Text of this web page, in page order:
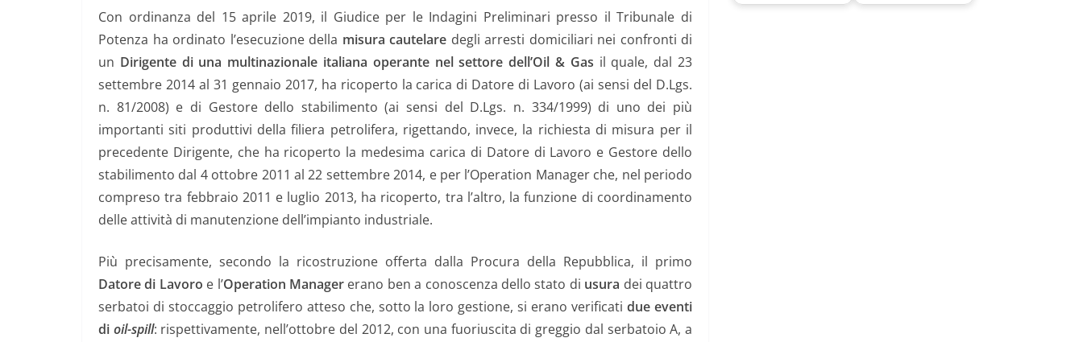
Con ordinanza del 15 aprile 2019, il Giudice per le Indagini Preliminari presso il Tribunale di
Potenza ha ordinato l’esecuzione della misura cautelare degli arresti domiciliari nei confronti di
un Dirigente di una multinazionale italiana operante nel settore dell’Oil & Gas il quale, dal 23
settembre 2014 al 31 gennaio 2017, ha ricoperto la carica di Datore di Lavoro (ai sensi del D.Lgs.
n. 81/2008) e di Gestore dello stabilimento (ai sensi del D.Lgs. n. 334/1999) di uno dei più
importanti siti produttivi della filiera petrolifera, rigettando, invece, la richiesta di misura per il
precedente Dirigente, che ha ricoperto la medesima carica di Datore di Lavoro e Gestore dello
stabilimento dal 4 ottobre 2011 al 22 settembre 2014, e per l’Operation Manager che, nel periodo
compreso tra febbraio 2011 e luglio 2013, ha ricoperto, tra l’altro, la funzione di coordinamento
delle attività di manutenzione dell’impianto industriale.
Più precisamente, secondo la ricostruzione offerta dalla Procura della Repubblica, il primo
Datore di Lavoro e l’Operation Manager erano ben a conoscenza dello stato di usura dei quattro
serbatoi di stoccaggio petrolifero atteso che, sotto la loro gestione, si erano verificatidue eventi
di oil-spill: rispettivamente, nell’ottobre del 2012, con una fuoriuscita di greggio dal serbatoio A, a